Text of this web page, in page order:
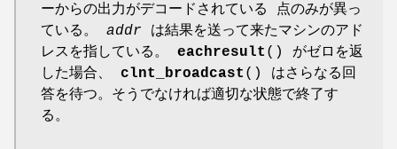
ーからの出力がデコードされている 点のみが異っ
ている。 addr は結果を送って来たマシンのアド
レスを指している。 eachresult () がゼロを返
した場合、 clnt_broadcast () はさらなる回
答を待つ。そうでなければ適切な状態で終了す
る。